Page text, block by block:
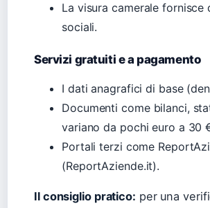
La visura camerale
sociali.
Servizi gratuiti e a pagamento
I dati anagrafici di base
Documenti come bilanci,
variano da pochi euro a 30
Portali terzi come
(ReportAziende.it).
Il consiglio pratico: per una